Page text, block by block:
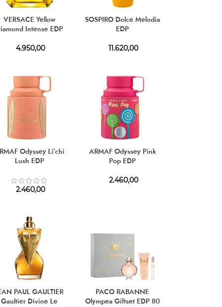
VERSACE Yellow
Intense EDP
4.950,00
SOSPIRO Dolce Melodia
EDP
11.620,00
Odyssey Li’chi
Lush EDP
2.460,00
ARMAF Odyssey Pink
Pop EDP
2.460,00
PAUL GAULTIER
Gaultier Divine Le
PACO RABANNE
Olympea Giftset EDP 80